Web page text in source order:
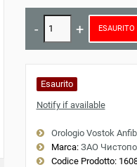
ESAURITO
Esaurito
Notify if available
Orologio Vostok
Marca: ЗАО
Codice Prodotto: